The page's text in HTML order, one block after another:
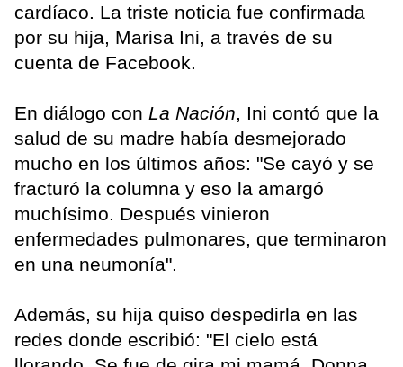
cardíaco. La triste noticia fue confirmada
por su hija, Marisa Ini, a través de su
cuenta de Facebook.
En diálogo con La Nación, Ini contó que la
salud de su madre había desmejorado
mucho en los últimos años: "Se cayó y se
fracturó la columna y eso la amargó
muchísimo. Después vinieron
enfermedades pulmonares, que terminaron
en una neumonía".
Además, su hija quiso despedirla en las
redes donde escribió: "El cielo está